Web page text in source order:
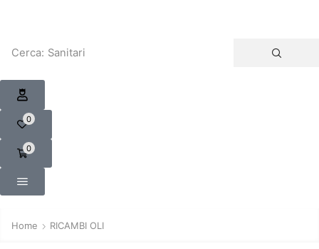
Cerca: Sanitari
0
0
Home RICAMBI OLI